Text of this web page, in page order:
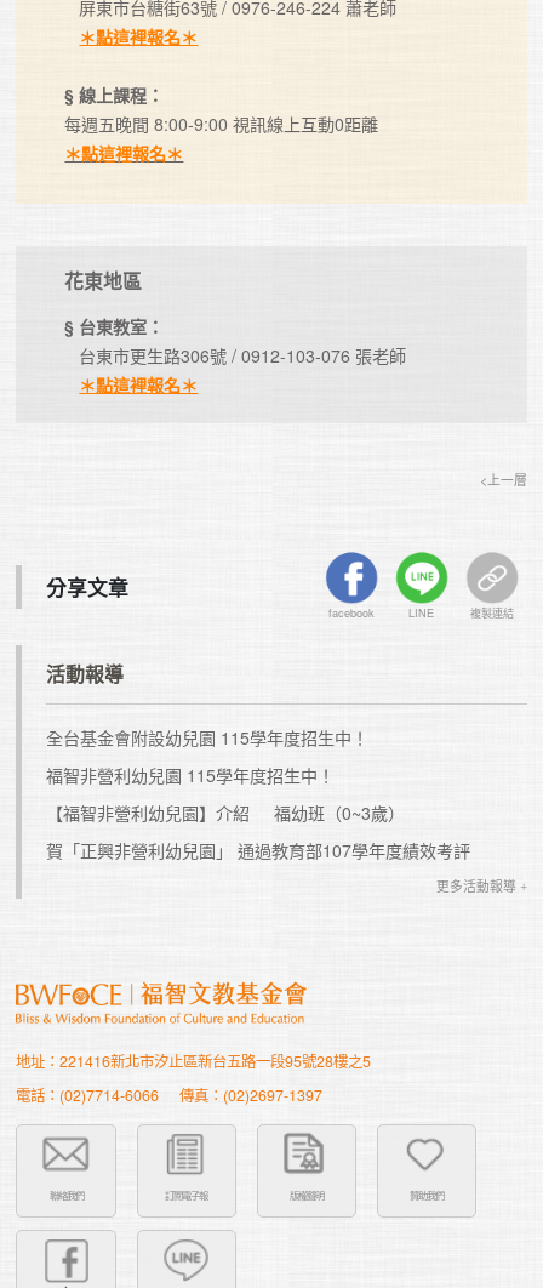
活動報導
全台基金會附設幼兒園 115學年度招生中！
福智非營利幼兒園 115學年度招生中！
【福智非營利幼兒園】介紹
福幼班（0~3歲）
賀「正興非營利幼兒園」 通過教育部107學年度績效考評
更多活動報導 +
分享文章
facebook LINE 複製連結
＊點這裡報名＊
§ 線上課程：
每週五晚間 8:00-9:00 視訊線上互動0距離
＊點這裡報名＊
花東地區
§ 台東教室：
＊點這裡報名＊
<上一層
地址：221416新北市汐止區新台五路一段95號28樓之5
電話：(02)7714-6066
傳真：(02)2697-1397
聯絡我們 訂閱電子報 版權聲明 贊助我們